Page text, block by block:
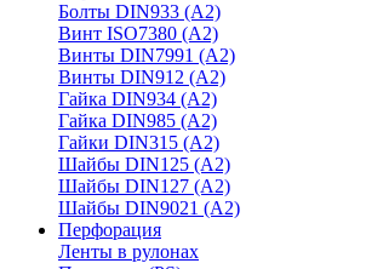
Болты DIN933 (A2)
Винт ISO7380 (A2)
Винты DIN7991 (A2)
Винты DIN912 (A2)
Гайка DIN934 (A2)
Гайка DIN985 (A2)
Гайки DIN315 (A2)
Шайбы DIN125 (A2)
Шайбы DIN127 (A2)
Шайбы DIN9021 (A2)
Перфорация
Ленты в рулонах